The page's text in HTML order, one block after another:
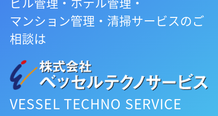
マンション管理・清掃サービスのご
相談は
VESSEL TECHNO SERVICE